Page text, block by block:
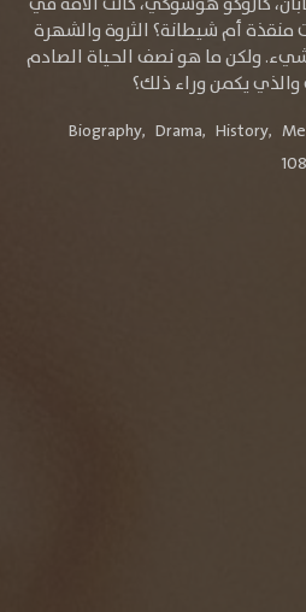
أم شيطانة؟ الثروة والشهرة
شيء. ولكن ما هو نصف الحياة الصادم
يكمن وراء ذلك؟
Biography, Drama, History,